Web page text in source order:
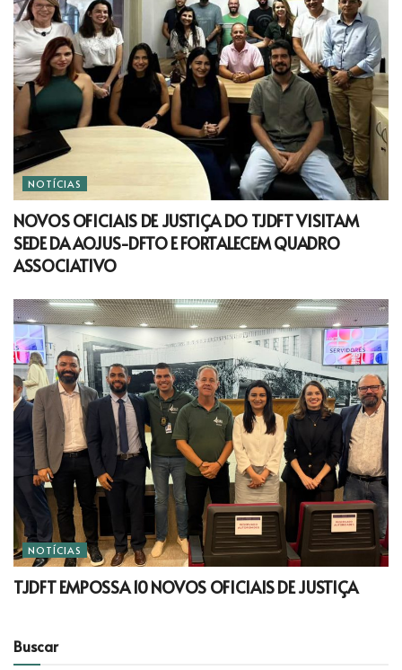
NOTÍCIAS
NOVOS OFICIAIS DE JUSTIÇA DO TJDFT VISITAM
SEDE DA AOJUS-DFTO E FORTALECEM QUADRO
ASSOCIATIVO
NOTÍCIAS
TJDFT EMPOSSA 10 NOVOS OFICIAIS DE JUSTIÇA
Buscar